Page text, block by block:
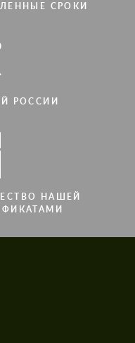
СРОКИ
РОССИИ
НАШЕЙ